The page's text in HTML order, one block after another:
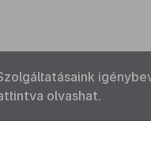
olvashat.